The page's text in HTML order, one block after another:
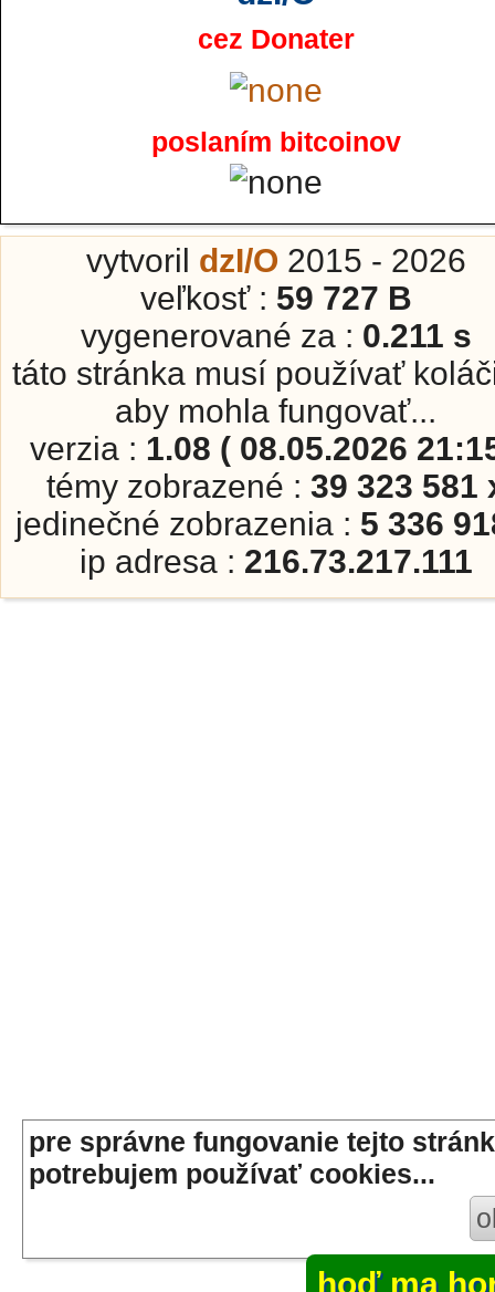
pre správne fungovanie tejto
potrebujem používať cookies...
hoď ma
cez Donater
poslaním bitcoinov
vytvoril dzI/O 2015 - 2026
veľkosť : 59 727 B
vygenerované za : 0.211 s
táto stránka musí používať
aby mohla fungovať...
verzia : 1.08 ( 08.05.2026
témy zobrazené : 39 323 581
jedinečné zobrazenia : 5 336
ip adresa : 216.73.217.111